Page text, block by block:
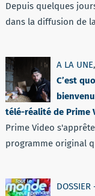
Depuis quelques
dans la diffusion de
A LA UNE,
C’est
télé-réalité de Prime
Prime Video
programme original